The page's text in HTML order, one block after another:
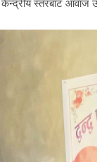
स्तरबाट आवाज